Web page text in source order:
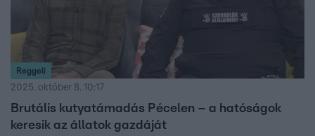
Reggeli
2025. október 8. 10:17
Brutális kutyatámadás Pécelen – a hatóságok
keresik az állatok gazdáját